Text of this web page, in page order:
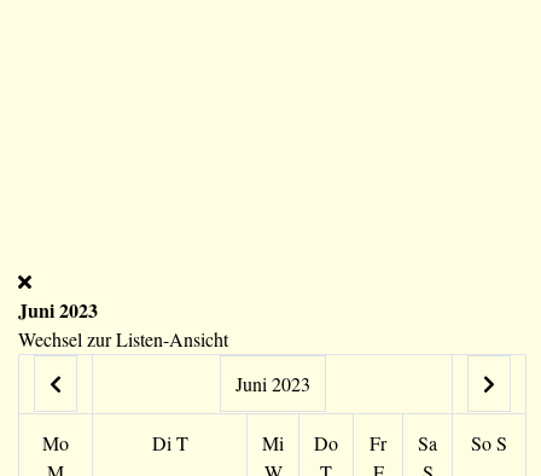
Juni 2023
Wechsel zur Listen-Ansicht
Juni 2023
Mo
Di T
Mi
Do
Fr
Sa
SoS